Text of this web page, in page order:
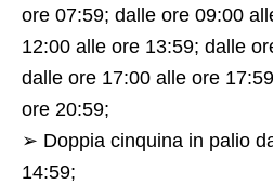
ore 07:59; dalle ore 09:00
12:00 alle ore 13:59; dalle
dalle ore 17:00 alle ore
ore 20:59;
➢ Doppia cinquina in palio
14:59;